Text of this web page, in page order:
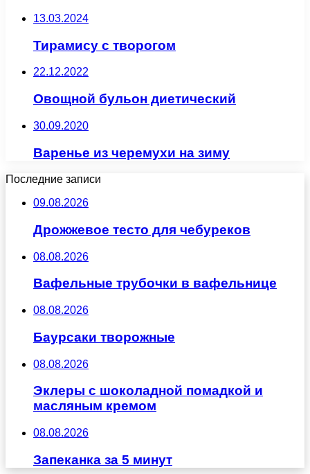
13.03.2024
Тирамису с творогом
22.12.2022
Овощной бульон диетический
30.09.2020
Варенье из черемухи на зиму
Последние записи
09.08.2026
Дрожжевое тесто для чебуреков
08.08.2026
Вафельные трубочки в вафельнице
08.08.2026
Баурсаки творожные
08.08.2026
Эклеры с шоколадной помадкой и
масляным кремом
08.08.2026
Запеканка за 5 минут